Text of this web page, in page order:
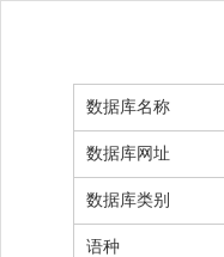
数据库名称
数据库网址
数据库类别
语种